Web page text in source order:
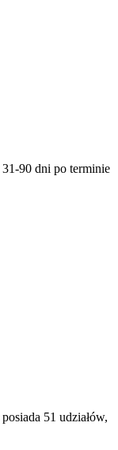
31-90 dni po terminie
posiada 51 udziałów,